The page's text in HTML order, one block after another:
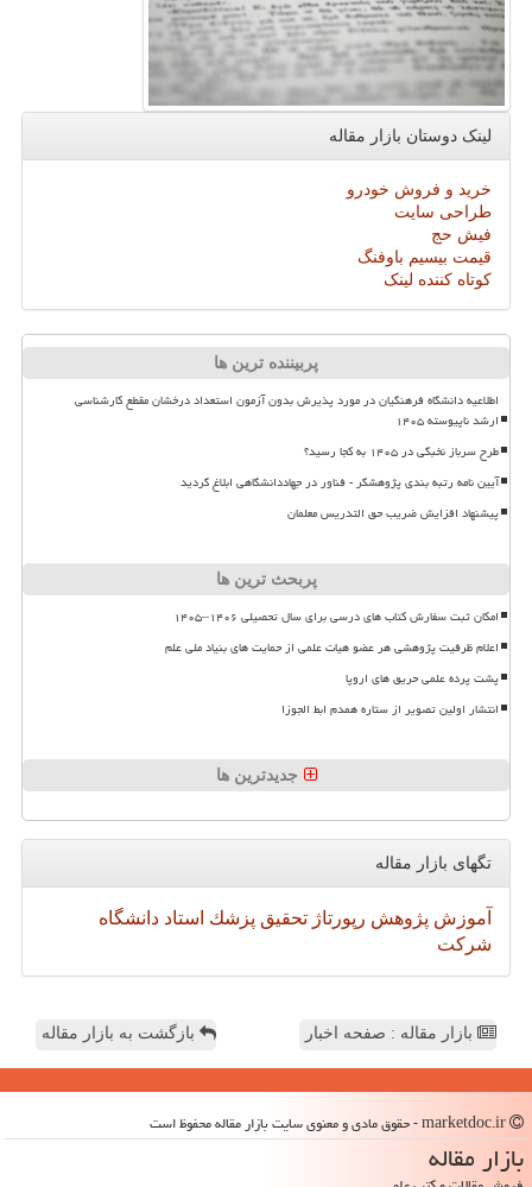
لینک دوستان بازار مقاله
خرید و فروش خودرو
طراحی سایت
فیش حج
قیمت بیسیم باوفنگ
کوتاه کننده لینک
پربیننده ترین ها
اطلاعیه دانشگاه فرهنگیان در مورد پذیرش بدون آزمون استعداد درخشان مقطع کارشناسی
ارشد ناپیوسته ۱۴۰۵
طرح سرباز نخبگی در ۱۴۰۵ به کجا رسید؟
آیین نامه رتبه بندی پژوهشگر - فناور در جهاددانشگاهی ابلاغ گردید
پیشنهاد افزایش ضریب حق التدریس معلمان
پربحث ترین ها
امکان ثبت سفارش کتاب های درسی برای سال تحصیلی ۱۴۰۶–۱۴۰۵
اعلام ظرفیت پژوهشی هر عضو هیات علمی از حمایت های بنیاد ملی علم
پشت پرده علمی حریق های اروپا
انتشار اولین تصویر از ستاره همدم ابط الجوزا
جدیدترین ها
تگهای بازار مقاله
آموزش پژوهش رپورتاژ تحقیق پزشك استاد دانشگاه
شركت
بازار مقاله : صفحه اخبار بازگشت به بازار مقاله
بازار مقاله